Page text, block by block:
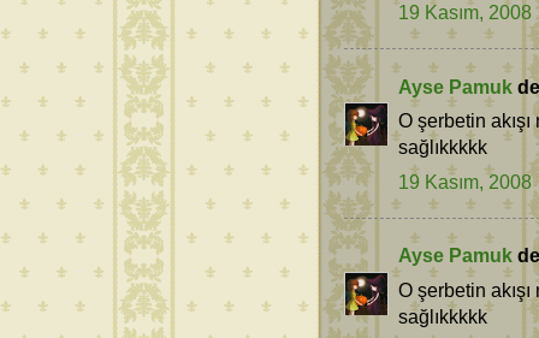
19 Kasım, 2008
Ayse Pamuk
O şerbetin
sağlıkkkkk
19 Kasım, 2008
Ayse Pamuk
O şerbetin
sağlıkkkkk